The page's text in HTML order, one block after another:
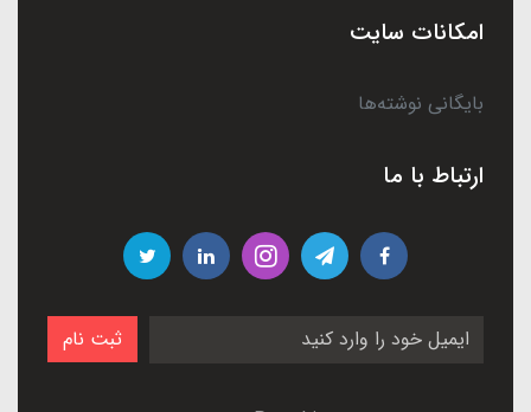
امکانات سایت
بایگانی نوشته‌ها
ارتباط با ما
ثبت نام